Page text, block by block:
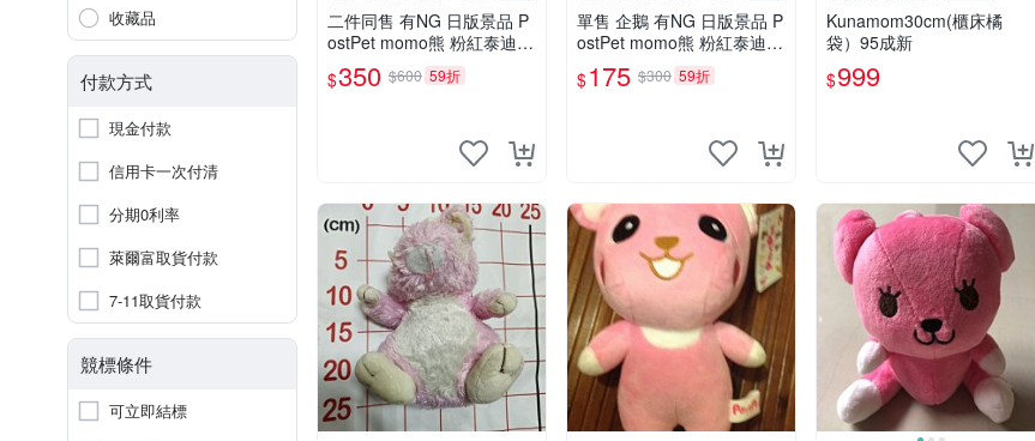
收藏品
付款方式
現金付款
信用卡一次付清
分期0利率
萊爾富取貨付款
7-11取貨付款
競標條件
可立即結標
取付
二件同售 有NG 日版景品 P
ostPet momo熊 粉紅泰迪熊
妹妹 comomo 企鵝 娃娃 布
偶 手指頭 娃娃
$350 $600 59折
取付
單售 企鵝 有NG 日版景品 P
ostPet momo熊 粉紅泰迪熊
娃娃 布偶 手指頭 娃娃
$175 $300 59折
Kunamom30cm(櫃床橘
袋）95成新
$999